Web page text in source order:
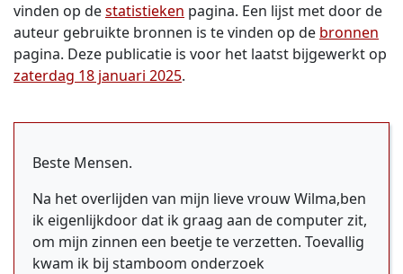
vinden op destatistieken pagina. Een lijst met door de
auteur gebruikte bronnen is te vinden op de bronnen
pagina. Deze publicatie is voor het laatst bijgewerkt op
zaterdag 18 januari 2025.
Beste Mensen.
Na het overlijden van mijn lieve vrouw Wilma,ben
ik eigenlijkdoor dat ik graag aan de computer zit,
om mijn zinnen een beetje te verzetten. Toevallig
kwam ik bij stamboom onderzoek